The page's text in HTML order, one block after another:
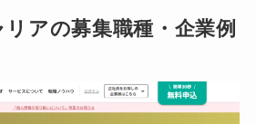
アの募集職種・企業例